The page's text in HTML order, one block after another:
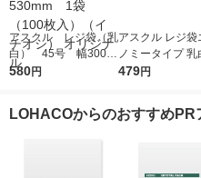
アスクル レジ袋（乳
白） 45号 幅300m
m×マチ140mm×縦53
リジナル
580円
アスクル レジ袋
ノミータイプ 乳
号 1袋(100枚入)
479円
LOHACOからのおすすめPR